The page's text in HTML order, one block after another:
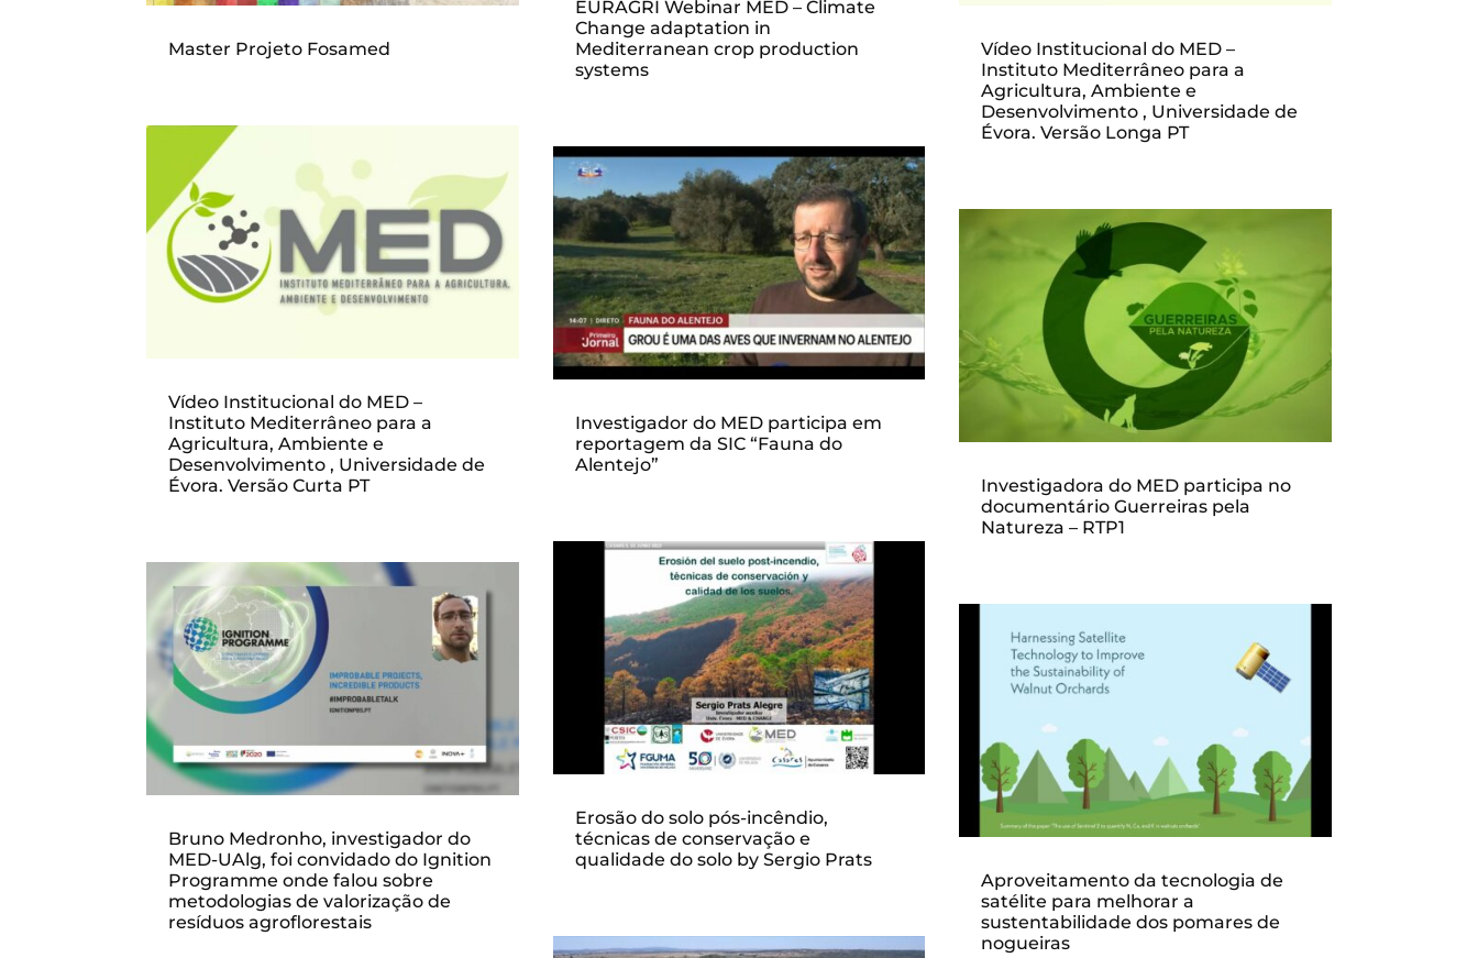
Master Projeto Fosamed
Vídeo Institucional do MED –
Instituto Mediterrâneo para a
Agricultura, Ambiente e
Desenvolvimento , Universidade de
Évora. Versão Curta PT
Bruno Medronho, investigador do
MED-UAlg, foi convidado do Ignition
Programme onde falou sobre
metodologias de valorização de
resíduos agroflorestais
EURAGRI Webinar MED – Climate
Change adaptation in
Mediterranean crop production
systems
Investigador do MED participa em
reportagem da SIC “Fauna do
Alentejo”
Erosão do solo pós-incêndio,
técnicas de conservação e
qualidade do solo by Sergio Prats
Vídeo Institucional do MED –
Instituto Mediterrâneo para a
Agricultura, Ambiente e
Desenvolvimento , Universidade de
Évora. Versão Longa PT
Investigadora do MED participa no
documentário Guerreiras pela
Natureza – RTP1
Aproveitamento da tecnologia de
satélite para melhorar a
sustentabilidade dos pomares de
nogueiras